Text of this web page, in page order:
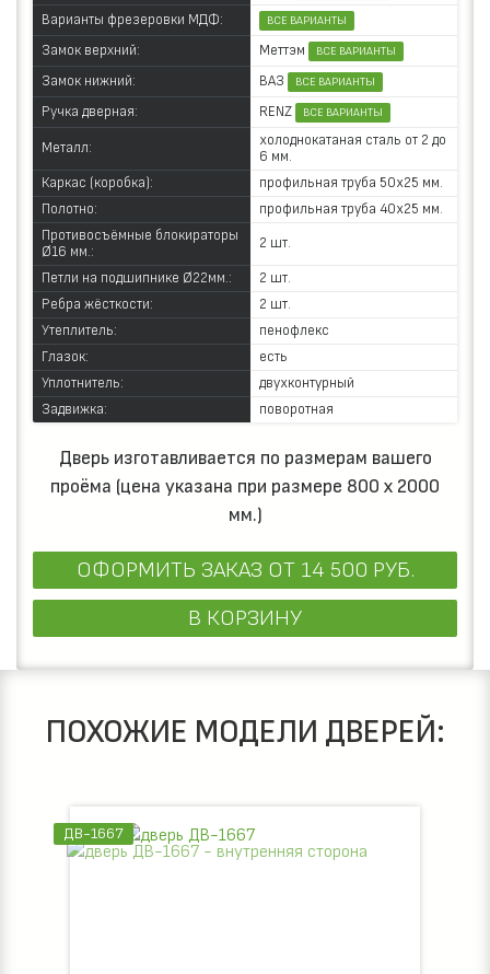
Варианты фрезеровки МДФ: ВСЕ ВАРИАНТЫ
Замок верхний: Меттэм ВСЕ ВАРИАНТЫ
Замок нижний: ВАЗ ВСЕ ВАРИАНТЫ
Ручка дверная: RENZ ВСЕ ВАРИАНТЫ
Металл:
холоднокатаная сталь от 2 до
6 мм.
Каркас (коробка):
профильная труба 50х25 мм.
Полотно:
профильная труба 40х25 мм.
Противосъёмные блокираторы
Ø16 мм.:
2 шт.
Петли на подшипнике Ø22мм.:
2 шт.
Ребра жёсткости:
2 шт.
Утеплитель:
пенофлекс
Глазок:
есть
Уплотнитель:
двухконтурный
Задвижка:
поворотная
Дверь изготавливается по размерам вашего
проёма (цена указана при размере 800 х 2000
мм.)
ОФОРМИТЬ ЗАКАЗ ОТ 14 500 РУБ.
В КОРЗИНУ
ПОХОЖИЕ МОДЕЛИ ДВЕРЕЙ:
ДВ-1667